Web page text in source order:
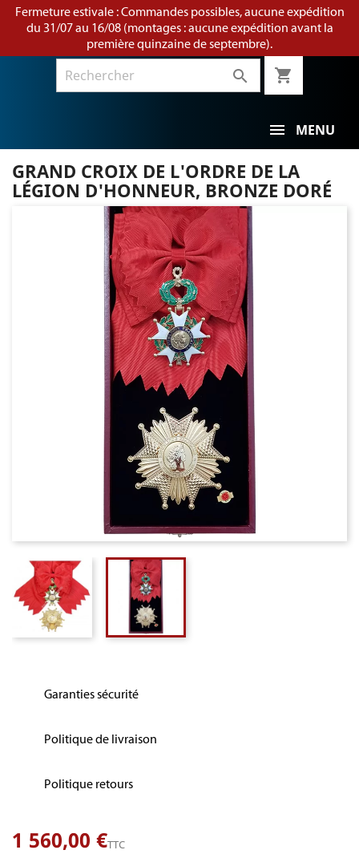
Fermeture estivale : Commandes possibles, aucune expédition
du 31/07 au 16/08 (montages : aucune expédition avant la
première quinzaine de septembre).
 shopping_cart
MENU
GRAND CROIX DE L'ORDRE DE LA
LÉGION D'HONNEUR, BRONZE DORÉ
Garanties sécurité
Politique de livraison
Politique retours
1 560,00 €TTC